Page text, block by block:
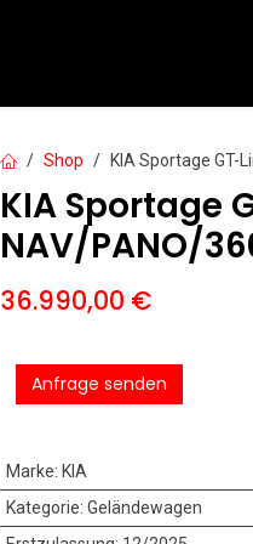
Shop KIA Sportage GT-
KIA Sportage
NAV/PANO/
36.990,00 €
Anfrage senden
Marke: KIA
Kategorie: Geländewagen